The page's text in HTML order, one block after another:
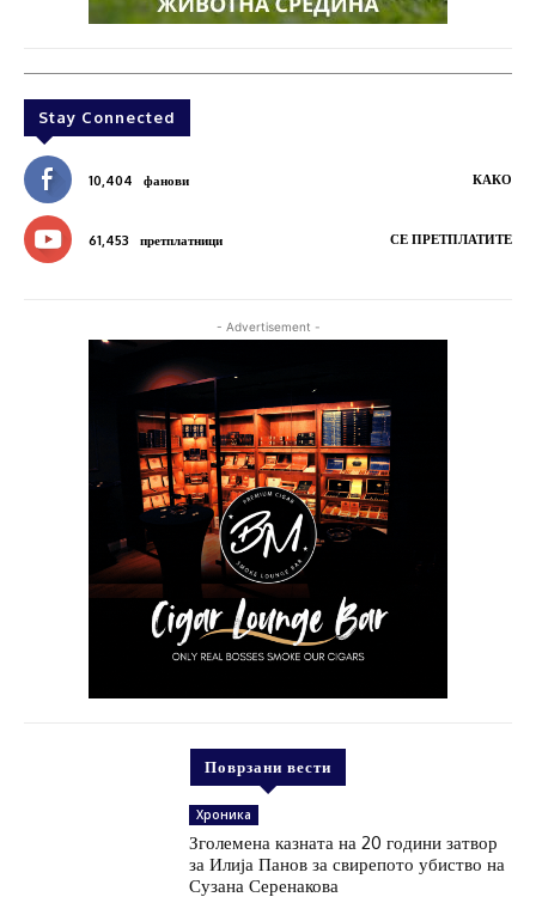
Stay Connected
10,404 фанови КАКО
61,453 претплатници СЕ ПРЕТПЛАТИТЕ
- Advertisement -
Поврзани вести
Хроника
Зголемена казната на 20 години затвор
за Илија Панов за свирепото убиство на
Сузана Серенакова